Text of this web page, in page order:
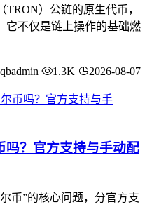
）公链的原生代币，
它不仅是链上操作的基础燃
qbadmin 1.3K 2026-08-07
吗？官方支持与手动配
币”的核心问题，分官方支